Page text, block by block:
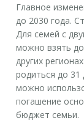
Главное
до 2030 года.
Для семей с
можно взять
других
родиться до 31
можно
погашение
бюджет семьи.